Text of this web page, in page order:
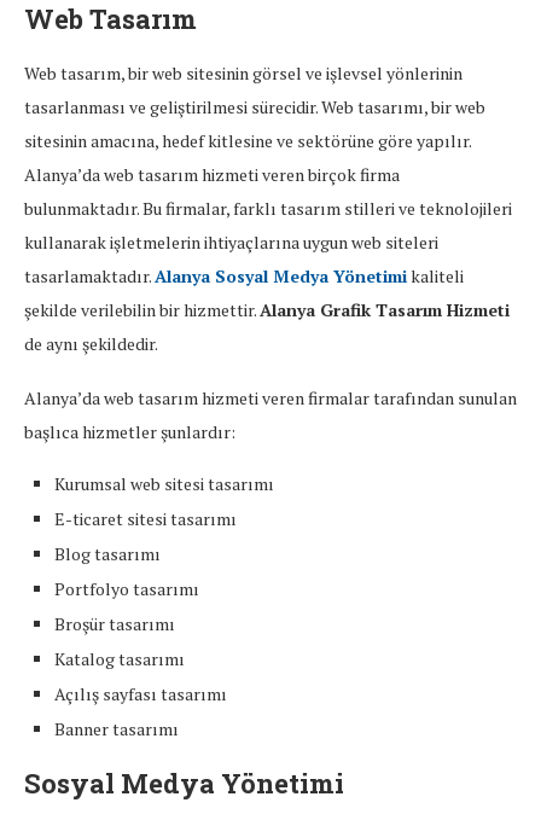
Web Tasarım
Web tasarım, bir web sitesinin görsel ve işlevsel yönlerinin
tasarlanması ve geliştirilmesi sürecidir. Web tasarımı, bir web
sitesinin amacına, hedef kitlesine ve sektörüne göre yapılır.
Alanya’da web tasarım hizmeti veren birçok firma
bulunmaktadır. Bu firmalar, farklı tasarım stilleri ve teknolojileri
kullanarak işletmelerin ihtiyaçlarına uygun web siteleri
tasarlamaktadır.Alanya Sosyal Medya Yönetimikaliteli
şekilde verilebilin bir hizmettir.Alanya Grafik Tasarım Hizmeti
de aynı şekildedir.
Alanya’da web tasarım hizmeti veren firmalar tarafından sunulan
başlıca hizmetler şunlardır:
Kurumsal web sitesi tasarımı
E-ticaret sitesi tasarımı
Blog tasarımı
Portfolyo tasarımı
Broşür tasarımı
Katalog tasarımı
Açılış sayfası tasarımı
Banner tasarımı
Sosyal Medya Yönetimi